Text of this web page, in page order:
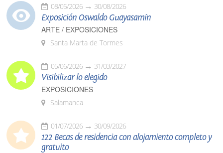
08/05/2026 30/08/2026
Exposición Oswaldo Guayasamín
ARTE / EXPOSICIONES
Santa Marta de Tormes
05/06/2026 31/03/2027
Visibilizar lo elegido
EXPOSICIONES
Salamanca
01/07/2026 30/09/2026
122 Becas de residencia con alojamiento completo y
gratuito